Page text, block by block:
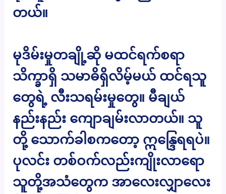
တယ်။
မုဒိမ်းမှုတချို့ဆို မထင်ရက်စရာ
သိက္ခာရှိ သမာဓိရှိလိမ့်မယ် ထင်ရသူ
တွေရဲ့ လီးသရမ်းမှုတွေ။ မီချယ်
နည်းနည်း ကျောချမ်းလာတယ်။ သူ
တို့ သောက်ခါစကတော့ ဣန္ဒြေရရပဲ။
ပုလင်း တစ်ဝက်လည်းကျိုးလာရော
သူတို့အသံတွေက အာလေးလျှာလေး